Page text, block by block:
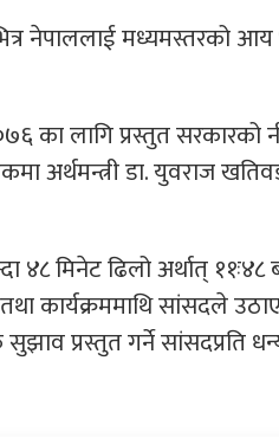
नेपाललाई मध्यमस्तरको
लागि प्रस्तुत सरकारको
अर्थमन्त्री डा. युवराज
४८ मिनेट ढिलो अर्थात्
कार्यक्रममाथि सांसदले
प्रस्तुत गर्ने सांसदप्रति